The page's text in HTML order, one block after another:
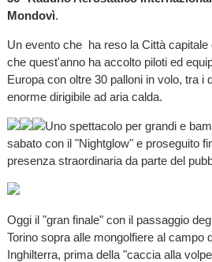
Mondovì.
Un evento che ha reso la Città capitale
che quest'anno ha accolto piloti ed
Europa con oltre 30 palloni in volo, tra i
enorme dirigibile ad aria calda.
Uno spettacolo per grandi e
sabato con il "Nightglow" e proseguito
presenza straordinaria da parte del
Oggi il "gran finale" con il passaggio
Torino sopra alle mongolfiere al campo
Inghilterra, prima della "caccia alla